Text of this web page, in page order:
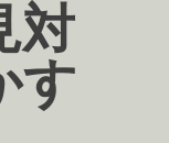
対
す